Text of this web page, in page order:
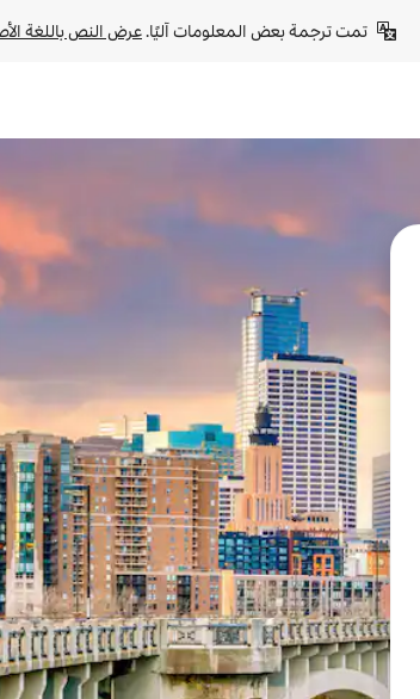
تمت ترجمة بعض المعلومات آليًا. عرض النص باللغة
استكشف عن طريق اللمس أو السحب.